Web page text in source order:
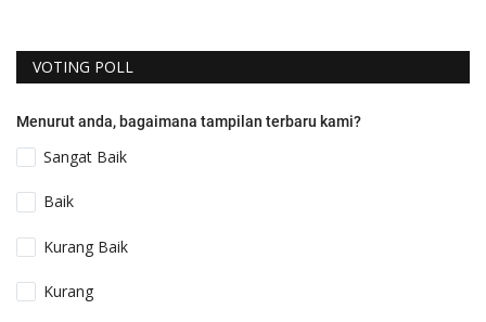
VOTING POLL
Menurut anda, bagaimana tampilan terbaru kami?
Sangat Baik
Baik
Kurang Baik
Kurang